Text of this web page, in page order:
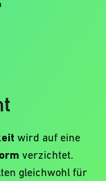
wird auf eine
verzichtet.
gleichwohl für